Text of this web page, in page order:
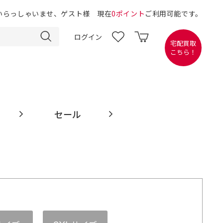
らっしゃいませ、ゲスト様 現在0ポイント ご利用可能です。
ログイン
宅配買取
こちら！
セール